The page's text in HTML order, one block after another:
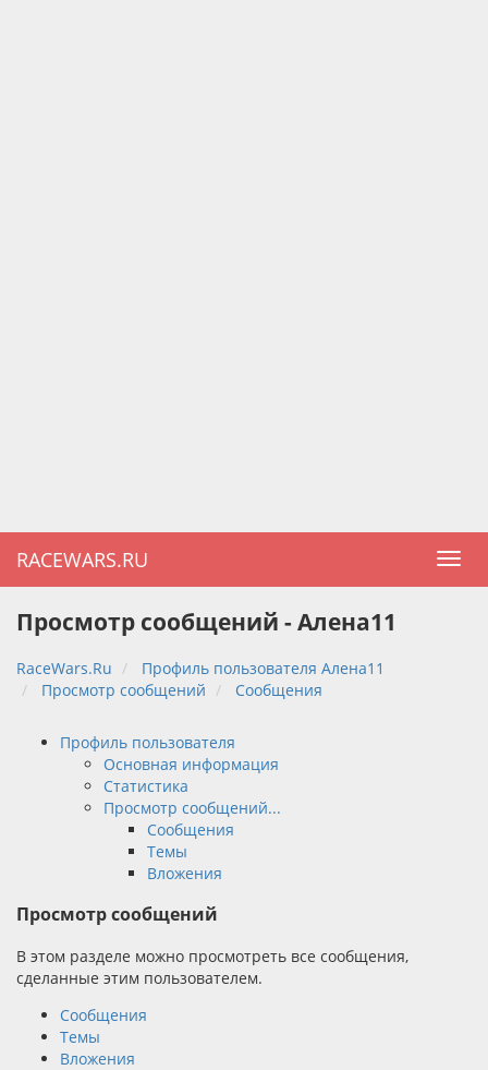
RACEWARS.RU
Просмотр сообщений - Алена11
RaceWars.Ru
Профиль пользователя Алена11
Просмотр сообщений
Сообщения
Профиль пользователя
Основная информация
Статистика
Просмотр сообщений...
Сообщения
Темы
Вложения
Просмотр сообщений
В этом разделе можно просмотреть все сообщения,
сделанные этим пользователем.
Сообщения
Темы
Вложения